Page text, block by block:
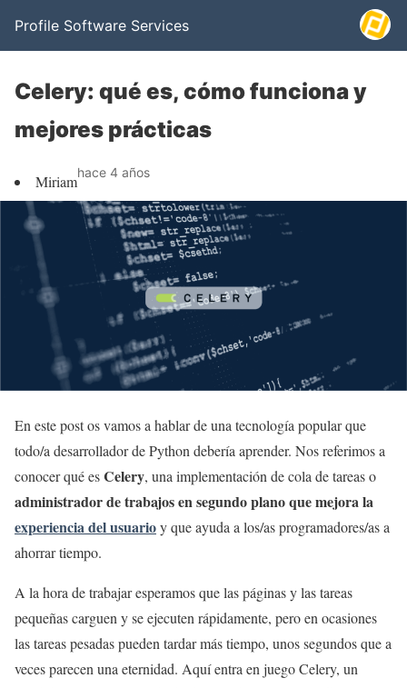
Profile Software Services
Celery: qué es, cómo funciona y
mejores prácticas
Miriamhace 4 años
En este post os vamos a hablar de una tecnología popular que
todo/a desarrollador de Python debería aprender. Nos referimos a
conocer qué esCelery, una implementación de cola de tareas o
administrador de trabajos en segundo plano que mejora la
experiencia del usuarioy que ayuda a los/as programadores/as a
ahorrar tiempo.
A la hora de trabajar esperamos que las páginas y las tareas
pequeñas carguen y se ejecuten rápidamente, pero en ocasiones
las tareas pesadas pueden tardar más tiempo, unos segundos que a
veces parecen una eternidad. Aquí entra en juego Celery, un